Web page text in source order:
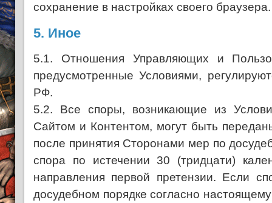
сохранение в настройках своего браузера.
5. Иное
5.1. Отношения Управляющих и
предусмотренные Условиями,
РФ.
5.2. Все споры, возникающие из
Сайтом и Контентом, могут быть
после принятия Сторонами мер по
спора по истечении 30 (тридцати)
направления первой претензии. Если
досудебном порядке согласно